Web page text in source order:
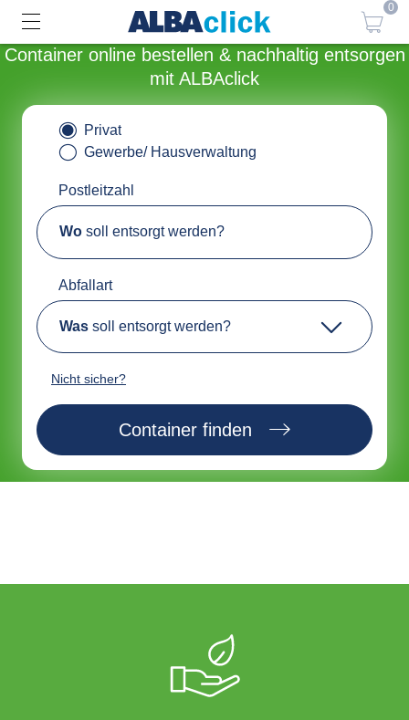
0
Container online bestellen & nachhaltig entsorgen
mit ALBAclick
Privat
Gewerbe/ Hausverwaltung
Postleitzahl
Wo soll entsorgt werden?
Abfallart
Was soll entsorgt werden?
Nicht sicher?
Container finden